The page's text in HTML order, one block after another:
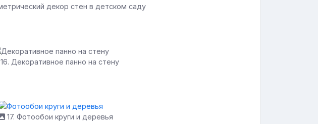
декор стен в детском саду
16. Декоративное панно на стену
17. Фотообои круги и деревья